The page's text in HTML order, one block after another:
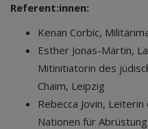
Referent:innen:
Kenan Corbic,
Esther Jonas-Märtin,
Mitinitiatorin des
Chaim, Leipzig
Rebecca Jovin,
Nationen für